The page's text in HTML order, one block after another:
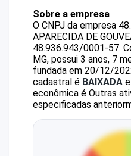
Sobre a empresa
O CNPJ da empresa
APARECIDA DE
48.936.943/0001-57.
MG, possui 3 anos, 7
fundada em 20/12/
cadastral é BAIXADA
econômica é Outras
especificadas